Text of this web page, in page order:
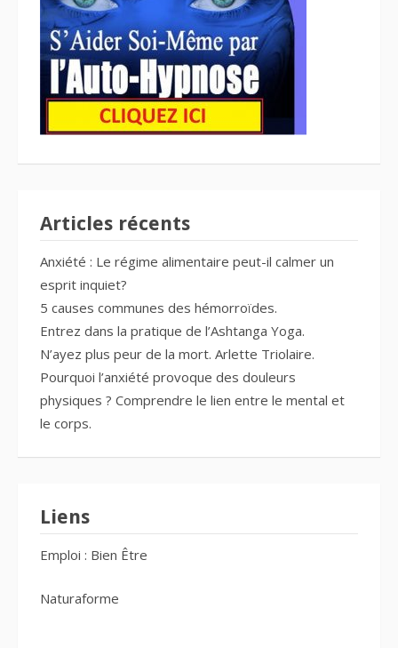
Articles récents
Anxiété : Le régime alimentaire peut-il calmer un
esprit inquiet?
5 causes communes des hémorroïdes.
Entrez dans la pratique de l’Ashtanga Yoga.
N’ayez plus peur de la mort. Arlette Triolaire.
Pourquoi l’anxiété provoque des douleurs
physiques ? Comprendre le lien entre le mental et
le corps.
Liens
Emploi : Bien Être
Naturaforme